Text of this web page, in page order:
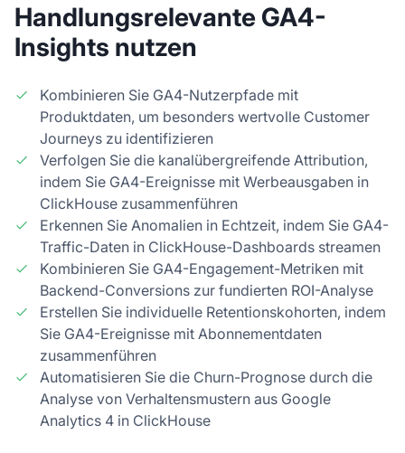
Handlungsrelevante GA4-
Insights nutzen
Kombinieren Sie GA4-Nutzerpfade mit
Produktdaten, um besonders wertvolle Customer
Journeys zu identifizieren
Verfolgen Sie die kanalübergreifende Attribution,
indem Sie GA4-Ereignisse mit Werbeausgaben in
ClickHouse zusammenführen
Erkennen Sie Anomalien in Echtzeit, indem Sie GA4-
Traffic-Daten in ClickHouse-Dashboards streamen
Kombinieren Sie GA4-Engagement-Metriken mit
Backend-Conversions zur fundierten ROI-Analyse
Erstellen Sie individuelle Retentionskohorten, indem
Sie GA4-Ereignisse mit Abonnementdaten
zusammenführen
Automatisieren Sie die Churn-Prognose durch die
Analyse von Verhaltensmustern aus Google
Analytics 4 in ClickHouse